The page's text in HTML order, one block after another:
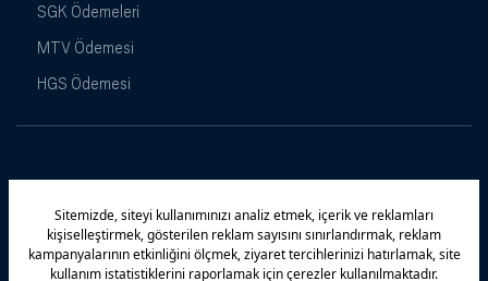
SGK Ödemeleri
MTV Ödemesi
HGS Ödemesi
Maximiles Kampanyalar Yasal Uyarı Güvenlik
Gizlilik Politikamız Bilgi Toplumu Hizmetleri